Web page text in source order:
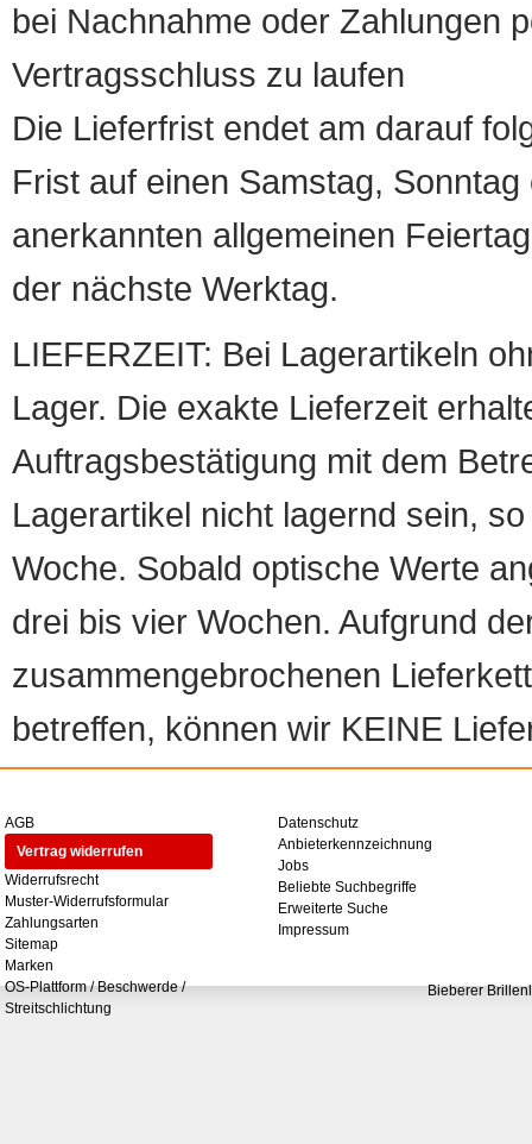
bei Nachnahme oder Zahlungen
Vertragsschluss zu laufen
Die Lieferfrist endet am darauf
Frist auf einen Samstag,
anerkannten allgemeinen
der nächste Werktag.
LIEFERZEIT: Bei Lagerartikeln
Lager. Die exakte Lieferzeit
Auftragsbestätigung mit dem
Lagerartikel nicht lagernd sein,
Woche. Sobald optische Werte
drei bis vier Wochen. Aufgrund
zusammengebrochenen
betreffen, können wir KEINE
AGB
Vertrag widerrufen
Widerrufsrecht
Muster-Widerrufsformular
Zahlungsarten
Sitemap
Marken
OS-Plattform / Beschwerde /
Streitschlichtung
Datenschutz
Anbieterkennzeichnung
Jobs
Beliebte Suchbegriffe
Erweiterte Suche
Impressum
Bieberer